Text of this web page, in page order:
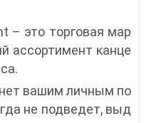
– это торговая мар
ассортимент канце
вашим личным по
не подведет, выд